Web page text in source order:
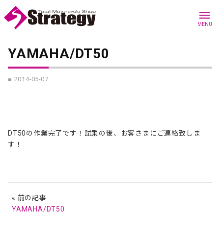
menu
MENU
YAMAHA/DT50
■ 2014-05-07
DT50の作業完了です！試乗の後、お客さまにご連絡致しま
す！
« 前の記事
YAMAHA/DT50